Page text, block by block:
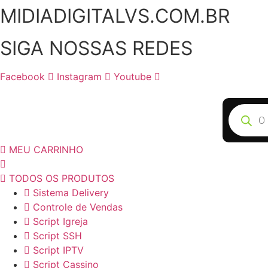
Ir
para
o
conteúdo
MIDIADIGITALVS.COM.BR
SIGA NOSSAS REDES
Facebook Instagram Youtube
MEU CARRINHO
TODOS OS PRODUTOS
Sistema Delivery
Controle de Vendas
Script Igreja
Script SSH
Script IPTV
Script Cassino